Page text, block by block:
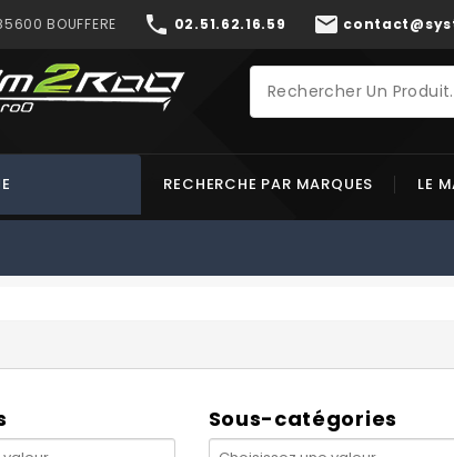
BOUFFERE phone 02.51.62.16.59 mail
RECHERCHE PAR MARQUES LE
Sous-catégories